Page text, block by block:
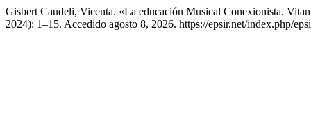
Gisbert Caudeli, Vicenta. «La educación Musical Conexionista.
2024): 1–15. Accedido agosto 8, 2026. https://epsir.net/index.php/